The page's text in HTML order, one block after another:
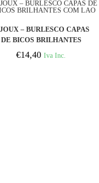
– BURLESCO CAPAS
DE BICOS BRILHANTES
COM LAO
€14,40 Iva Inc.